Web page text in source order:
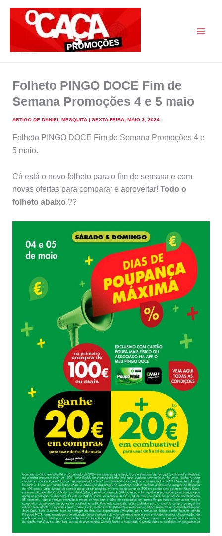
Folheto PINGO DOCE Fim de
Semana Promoções 4 e 5 maio
ARTIGO DE DANIEL MESQUITA | SEXTA-FEIRA, MAIO 3, 2024
Folheto PINGO DOCE Fim de Semana Promoções 4 e
5 maio.
Cá está o novo folheto para o fim de semana e com
novas ofertas para comparar e aproveitar! Todo o
folheto abaixo.??